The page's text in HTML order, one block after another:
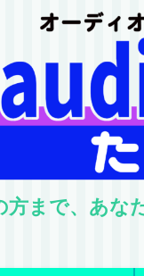
方まで、あな